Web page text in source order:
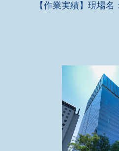
【作業実績】現場